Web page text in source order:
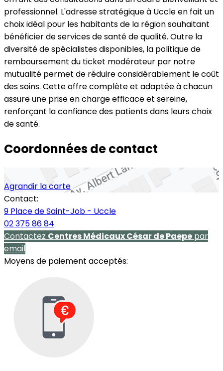
professionnel. L'adresse stratégique à Uccle en fait un
choix idéal pour les habitants de la région souhaitant
bénéficier de services de santé de qualité. Outre la
diversité de spécialistes disponibles, la politique de
remboursement du ticket modérateur par notre
mutualité permet de réduire considérablement le coût
des soins. Cette offre complète et adaptée à chacun
assure une prise en charge efficace et sereine,
renforçant la confiance des patients dans leurs choix
de santé.
Coordonnées de contact
Agrandir la carte
Contact:
9 Place de Saint-Job - Uccle
02 375 86 84
Contactez Centres Médicaux César de Paepe par
email
Moyens de paiement acceptés: